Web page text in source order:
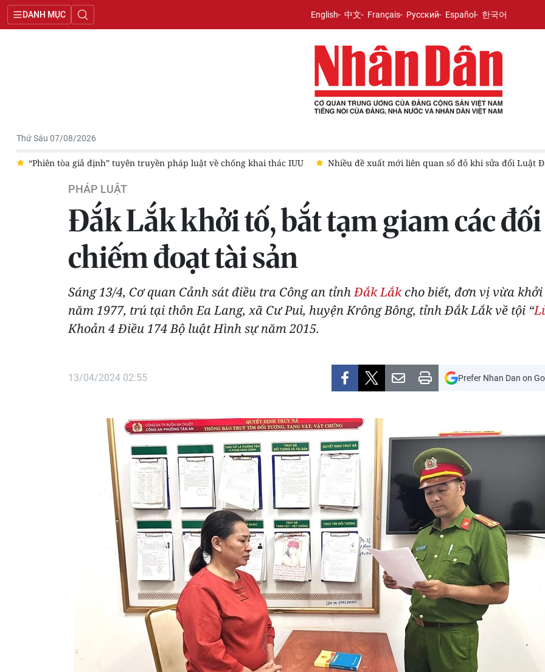
DANH MỤC English 中文 Français Русский Español 한국어
Thứ Sáu 07/08/2026
tuyên truyền pháp luật về chống khai thác IUU Nhiều đề xuất mới liên quan sổ đỏ khi sửa đổi Luật Đất đai Vĩnh Long
PHÁP LUẬT
Đắk Lắk khởi tố, bắt tạm giam các
chiếm đoạt tài sản
Sáng 13/4, Cơ quan Cảnh sát điều tra Công an tỉnhĐắk Lắkcho biết, đơn vị vừa
năm 1977, trú tại thôn Ea Lang, xã Cư Pui, huyện Krông Bông, tỉnh Đắk Lắk về tội “
Khoản 4 Điều 174 Bộ luật Hình sự năm 2015.
13/04/2024 02:55 Prefer Nhan Dan on